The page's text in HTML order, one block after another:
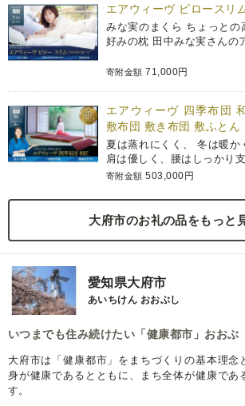
エアウィーヴ ピロースリ
みな実のまくら ちょっとの
好みの枕 田中みな実さんの
寄附金額 71,000円
エアウィーヴ 四季布団
敷布団 敷き布団 敷ふとん
夏は蒸れにくく、 冬は暖か
肩は優しく、腰はしっかり
寄附金額 503,000円
大府市のお礼の品をもっと
愛知県大府市
あいちけん おおぶし
いつまでも住み続けたい「健康都市」おおぶ
大府市は「健康都市」をまちづくりの基本理念
身が健康であるとともに、まち全体が健康であ
す。